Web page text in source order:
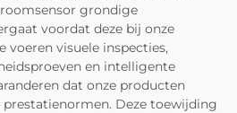
grondige
voordat deze bij onze
visuele inspecties,
en intelligente
dat onze producten
Deze toewijding